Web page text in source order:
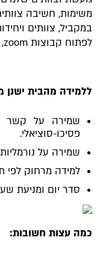
משימות, חשיבה
במקביל, צוותים
לפתוח קבוצות zoom, איך לעבוד במרחבים כיתתיים ועוד.
ללמידה מהבית
שמירה על קשר
פסיכו-סוציאלי.
שמירה על
למידה מרחוק לפי
סדר יום ומניעת
כמה עצות חשובות: